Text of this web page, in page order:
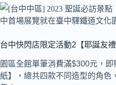
台中快閃店限定活動2【耶誕友禮
園區全館單筆消費滿$300元，
紙】，總共四款不同造型的角色